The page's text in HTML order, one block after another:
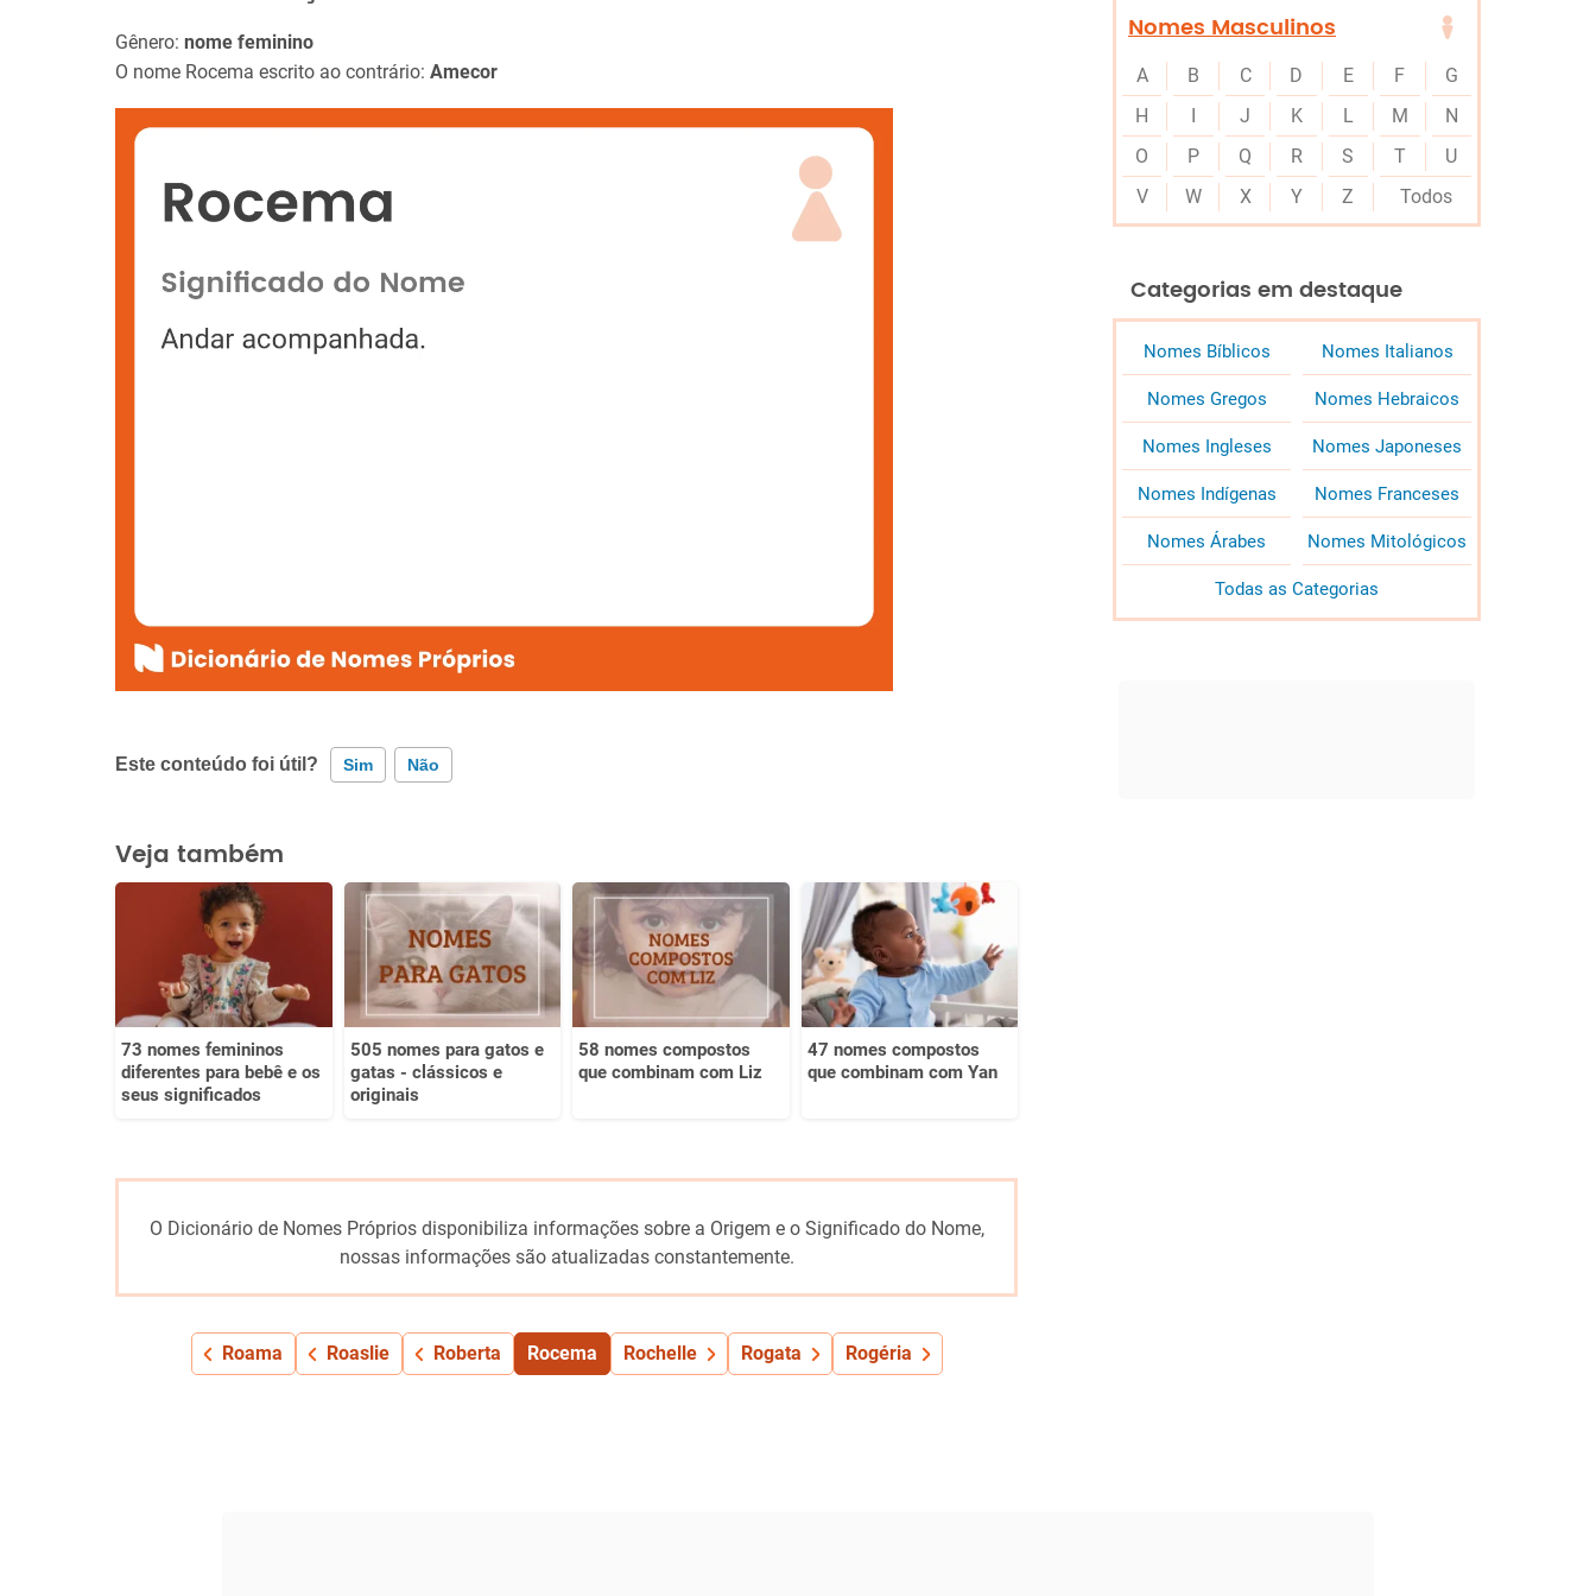
Gênero: nome feminino
O nome Rocema escrito ao contrário: Amecor
Este conteúdo foi útil? Sim Não
Este conteúdo contém informação incorreta
Este conteúdo não tem a informação que procuro
Veja também
73 nomes femininos
diferentes para bebê e os
seus significados
505 nomes para gatos e
gatas - clássicos e
originais
58 nomes compostos
que combinam com Liz
47 nomes compostos
que combinam com Yan
O Dicionário de Nomes Próprios disponibiliza informações sobre a Origem e o Significado do Nome,
nossas informações são atualizadas constantemente.
Roama Roaslie Roberta Rocema Rochelle Rogata Rogéria
Nomes Masculinos
A B C D E F
G
H
I J K L M
N
O
P Q R S T
U
V
W X Y Z Todos
Categorias em destaque
Nomes Bíblicos Nomes Italianos
Nomes Gregos Nomes Hebraicos
Nomes Ingleses Nomes Japoneses
Nomes Indígenas Nomes Franceses
Nomes Árabes Nomes Mitológicos
Todas as Categorias